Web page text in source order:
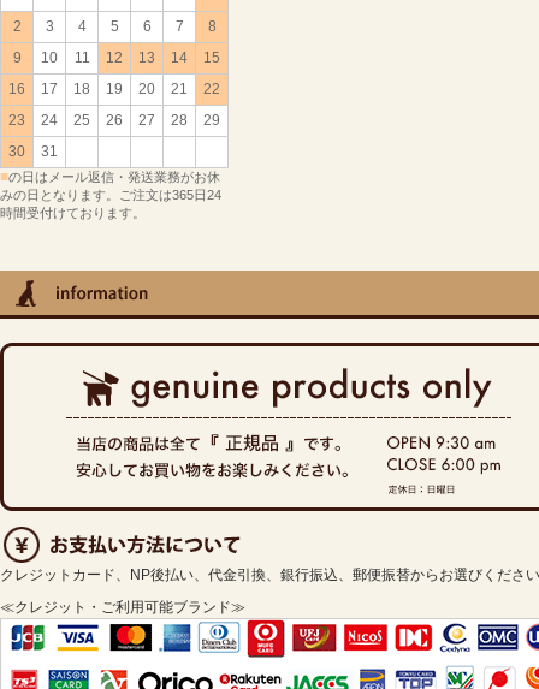
2
3 4 5 6 7
8
9
10 11 12 13 14
15
16
17 18 19 20 21
22
23
24 25 26 27 28
29
30
31
■の日はメール返信・発送業務がお休
みの日となります。ご注文は365日24
時間受付けております。
クレジットカード、NP後払い、代金引換、銀行振込、郵便振替からお選びくださ
≪クレジット・ご利用可能ブランド≫